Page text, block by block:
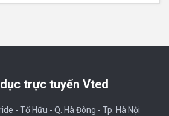
trực tuyến Vted
- Tố Hữu - Q. Hà Đông - Tp. Hà Nội